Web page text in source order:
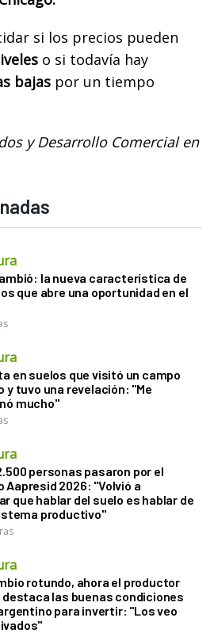
si los precios pueden
o si todavía hay
bajas por un tiempo
y Desarrollo Comercial en
la nueva característica de
que abre una oportunidad en el
en suelos que visitó un campo
y tuvo una revelación: "Me
mucho"
personas pasaron por el
Aapresid 2026: "Volvió a
que hablar del suelo es hablar de
productivo"
rotundo, ahora el productor
las buenas condiciones
para invertir: "Los veo